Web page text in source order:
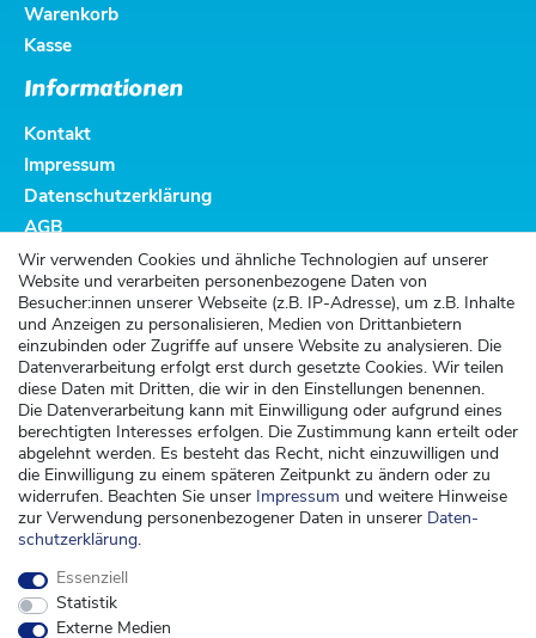
Wir verwenden Cookies und ähnliche Technologien auf unserer
Website und verarbeiten personenbezogene Daten von
Besucher:innen unserer Webseite (z.B. IP-Adresse), um z.B. Inhalte
und Anzeigen zu personalisieren, Medien von Drittanbietern
einzubinden oder Zugriffe auf unsere Website zu analysieren. Die
Datenverarbeitung erfolgt erst durch gesetzte Cookies. Wir teilen
diese Daten mit Dritten, die wir in den Einstellungen benennen.
Die Datenverarbeitung kann mit Einwilligung oder aufgrund eines
berechtigten Interesses erfolgen. Die Zustimmung kann erteilt oder
abgelehnt werden. Es besteht das Recht, nicht einzuwilligen und
die Einwilligung zu einem späteren Zeitpunkt zu ändern oder zu
widerrufen. Beachten Sie unser Impressum und weitere Hinweise
zur Verwendung personenbezogener Daten in unserer Daten­
schutz­erklärung.
Essenziell
Statistik
Externe Medien
Warenkorb
Kasse
Informationen
Kontakt
Impressum
Datenschutzerklärung
AGB
Altbatterieentsorgung
Kundenservice
Versand
Zahlung
Widerrufsrecht
Widerrufsformular
Kontakt
kontakt@kinderspieleland.de
Montag, Dienstag, Freitag von 7.30 bis 15.00 Uhr
Anrufe aus dem dt. Festnetz zum Ortstarif, Preise aus dem Mobilfunknetz ggf.